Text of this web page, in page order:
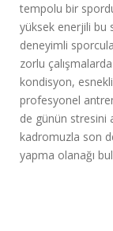
tempolu bir
yüksek enerjili bu
deneyimli
zorlu çalışmalarda
kondisyon,
profesyonel
de günün stresini
kadromuzla son
yapma olanağı